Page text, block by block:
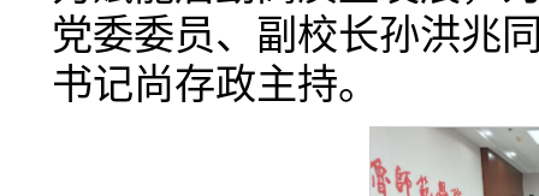
党委委员、副校长孙洪兆
书记尚存政主持。